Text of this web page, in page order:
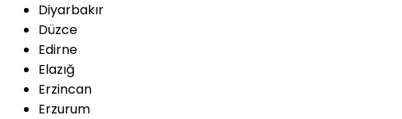
Diyarbakır
Düzce
Edirne
Elazığ
Erzincan
Erzurum